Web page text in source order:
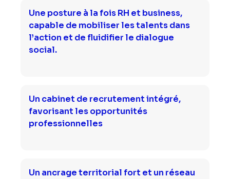
Une posture à la fois RH et business,
capable de mobiliser les talents dans
l’action et de fluidifier le dialogue
social.
Un cabinet de recrutement intégré,
favorisant les opportunités
professionnelles
Un ancrage territorial fort et un réseau